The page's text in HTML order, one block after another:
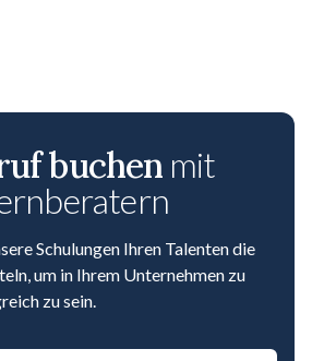
buchen mit
Schulungen Ihren Talenten die
um in Ihrem Unternehmen zu
zu sein.